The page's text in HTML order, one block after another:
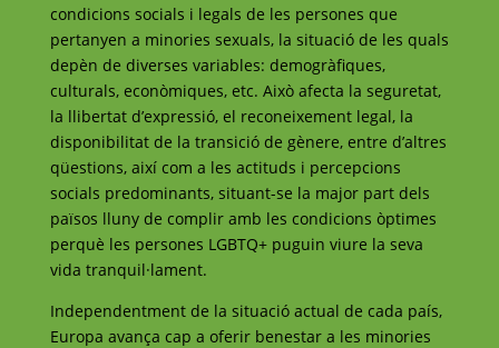
condicions socials i legals de les persones que
pertanyen a minories sexuals, la situació de les quals
depèn de diverses variables: demogràfiques,
culturals, econòmiques, etc. Això afecta la seguretat,
la llibertat d’expressió, el reconeixement legal, la
disponibilitat de la transició de gènere, entre d’altres
qüestions, així com a les actituds i percepcions
socials predominants, situant-se la major part dels
països lluny de complir amb les condicions òptimes
perquè les persones LGBTQ+ puguin viure la seva
vida tranquil·lament.
Independentment de la situació actual de cada país,
Europa avança cap a oferir benestar a les minories